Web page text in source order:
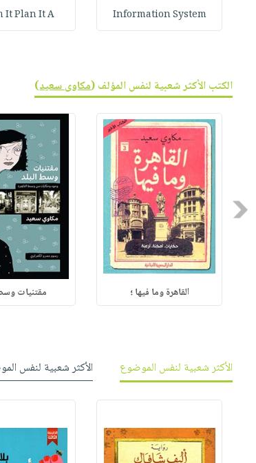
Information System
It Plan It A
الكتب الأكثر شعبية لنفس المؤلف (مكاوى سعيد)
Previous
القاهرة وما فيها ؛ مقتنيات
الأكثر شعبية لنفس الموضوع الأكثر شعبية لنفس